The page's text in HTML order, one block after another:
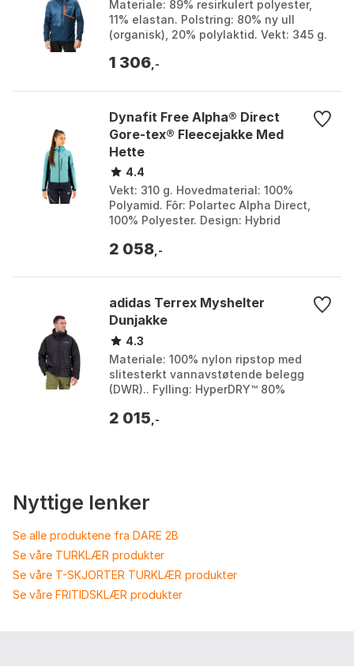
Materiale: 89% resirkulert polyester,
11% elastan. Polstring: 80% ny ull
(organisk), 20% polylaktid. Vekt: 345 g.
og vann...
1 306 ,-
Dynafit Free Alpha® Direct
Gore-tex® Fleecejakke Med
Hette
4.4
Vekt: 310 g. Hovedmaterial: 100%
Polyamid. Fôr: Polartec Alpha Direct,
100% Polyester. Design: Hybrid
Farge: Dawn, Marine blue...
2 058 ,-
adidas Terrex Myshelter
Dunjakke
4.3
Materiale: 100% nylon ripstop med
slitesterkt vannavstøtende belegg
(DWR).. Fylling: HyperDRY™ 80%
Elastiske mansjetter, Bu...
2 015 ,-
Nyttige lenker
Se alle produktene fra DARE 2B
Se våre TURKLÆR produkter
Se våre T-SKJORTER TURKLÆR produkter
Se våre FRITIDSKLÆR produkter